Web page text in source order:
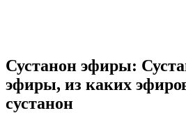
Сустанон эфиры:
эфиры, из каких
сустанон